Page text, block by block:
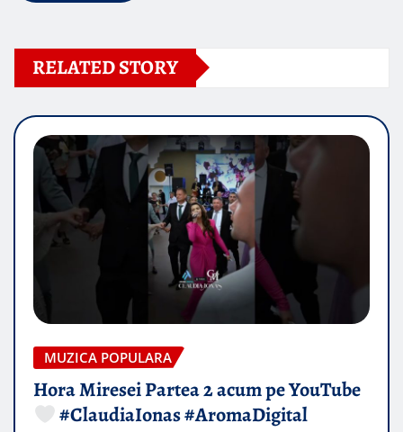
RELATED STORY
MUZICA POPULARA
Hora Miresei Partea 2 acum pe YouTube
#ClaudiaIonas #AromaDigital